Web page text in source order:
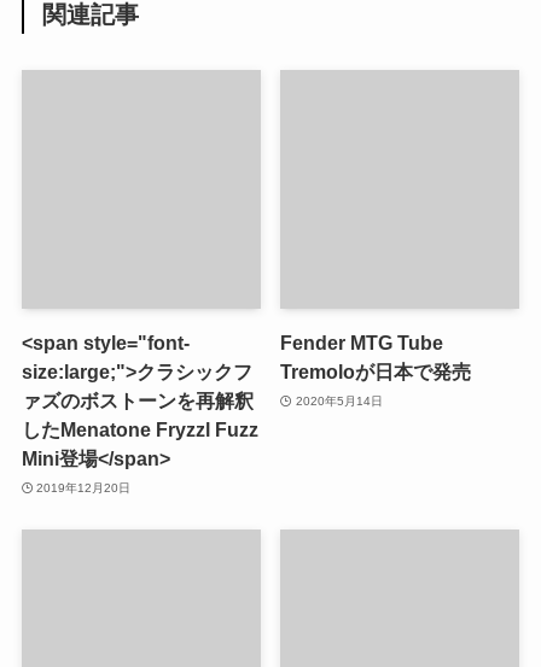
関連記事
<span style="font-
size:large;">クラシックフ
ァズのボストーンを再解釈
したMenatone Fryzzl Fuzz
Mini登場</span>
2019年12月20日
Fender MTG Tube
Tremoloが日本で発売
2020年5月14日